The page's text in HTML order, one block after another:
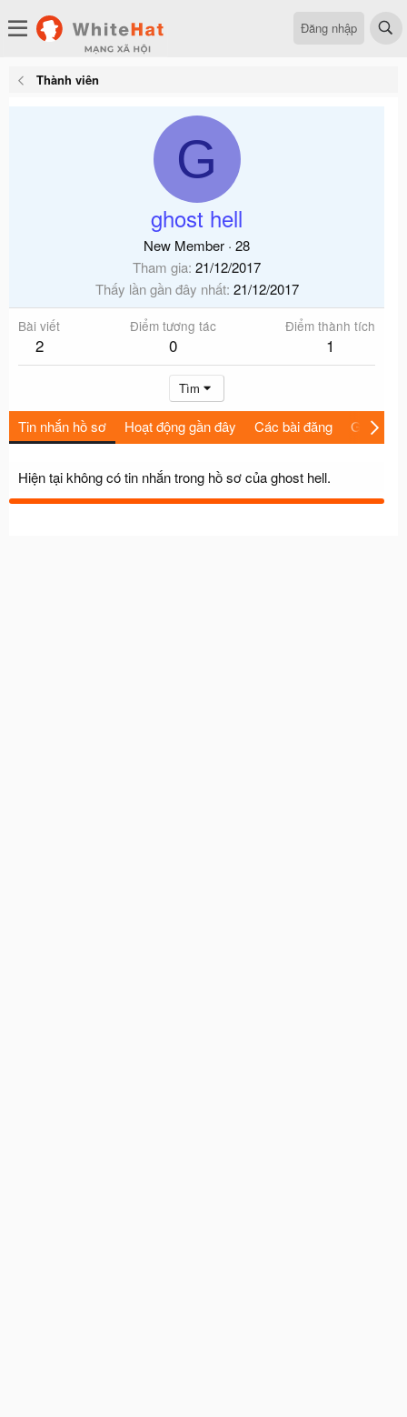
Đăng nhập
Thành viên
G
ghost hell
New Member · 28
Tham gia 21/12/2017
Thấy lần gần đây nhất 21/12/2017
Bài viết
2
Điểm tương tác
0
Điểm thành tích
1
Tìm
Tin nhắn hồ sơ Hoạt động gần đây Các bài đăng Giới thiệu
Hiện tại không có tin nhắn trong hồ sơ của ghost hell.